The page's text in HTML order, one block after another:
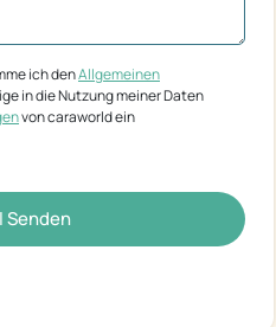
ich denAllgemeinen
in die Nutzung meiner Daten
von caraworld ein
Senden